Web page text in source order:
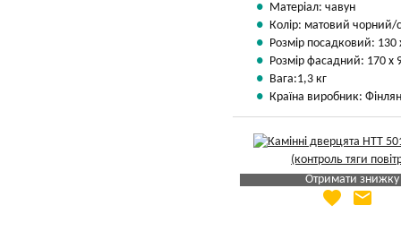
Матеріал: чавун
Колір: матовий чорний/
Розмір посадковий: 130
Розмір фасадний: 170 х
Вага:1,3 кг
Країна виробник:
Отримати знижку
Яка Ваша ціна
favorite email